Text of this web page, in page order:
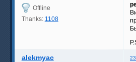
Offline
Thanks: 1108
alekmyac